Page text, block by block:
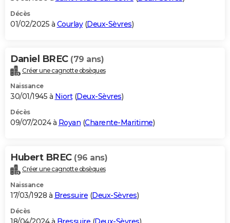
Décès
01/02/2025 à Courlay(Deux-Sèvres)
Daniel BREC (79 ans)
Créer une cagnotte obsèques
Naissance
30/01/1945 à Niort(Deux-Sèvres)
Décès
09/07/2024 à Royan (Charente-Maritime)
Hubert BREC (96 ans)
Créer une cagnotte obsèques
Naissance
17/03/1928 à Bressuire (Deux-Sèvres)
Décès